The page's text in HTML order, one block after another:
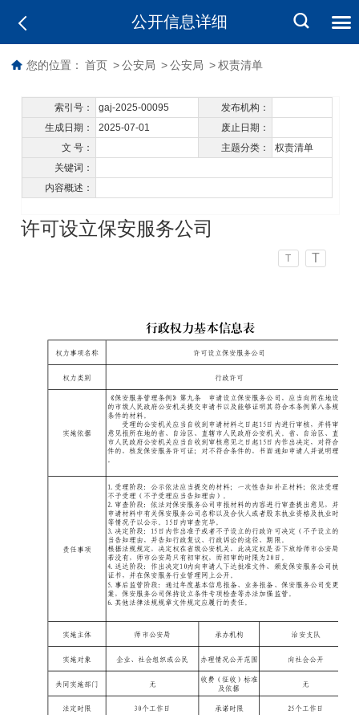
公开信息详细
您的位置： 首页 > 公安局 > 公安局 > 权责清单
索引号： gaj-2025-00095
发布机构：
生成日期：
2025-07-01
废止日期：
文 号：
主题分类：
权责清单
关键词：
内容概述：
许可设立保安服务公司
T T